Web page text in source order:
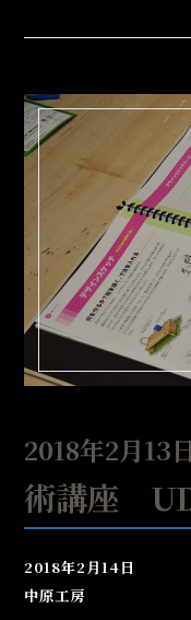
2018年2月13
術講座
2018年2月14日
中原工房